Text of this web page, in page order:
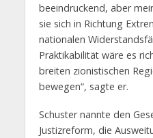
beeindruckend, aber
sie sich in Richtung
nationalen
Praktikabilität wäre es
breiten zionistischen
bewegen“, sagte er.
Schuster nannte den
Justizreform, die